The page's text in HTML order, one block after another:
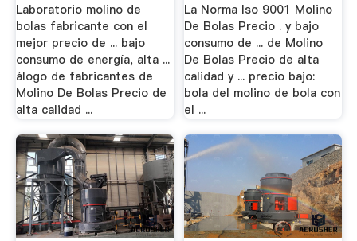
Laboratorio molino de
bolas fabricante con el
mejor precio de ... bajo
consumo de energía, alta ...
álogo de fabricantes de
Molino De Bolas Precio de
alta calidad ...
La Norma Iso 9001 Molino
De Bolas Precio . y bajo
consumo de ... de Molino
De Bolas Precio de alta
calidad y ... precio bajo:
bola del molino de bola con
el ...